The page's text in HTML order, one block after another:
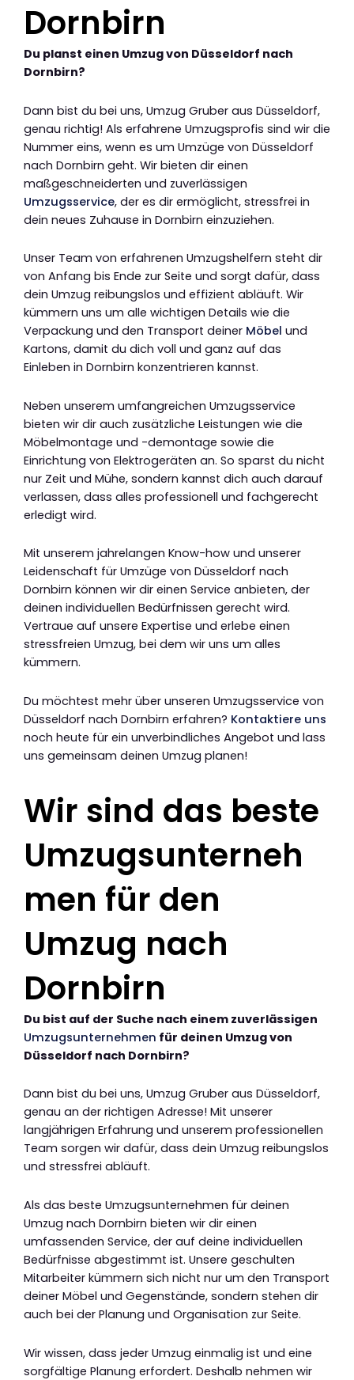
Dornbirn
Du planst einen Umzug von Düsseldorf nach
Dornbirn?
Dann bist du bei uns, Umzug Gruber aus Düsseldorf,
genau richtig! Als erfahrene Umzugsprofis sind wir die
Nummer eins, wenn es um Umzüge von Düsseldorf
nach Dornbirn geht. Wir bieten dir einen
maßgeschneiderten und zuverlässigen
Umzugsservice, der es dir ermöglicht, stressfrei in
dein neues Zuhause in Dornbirn einzuziehen.
Unser Team von erfahrenen Umzugshelfern steht dir
von Anfang bis Ende zur Seite und sorgt dafür, dass
dein Umzug reibungslos und effizient abläuft. Wir
kümmern uns um alle wichtigen Details wie die
Verpackung und den Transport deiner Möbel und
Kartons, damit du dich voll und ganz auf das
Einleben in Dornbirn konzentrieren kannst.
Neben unserem umfangreichen Umzugsservice
bieten wir dir auch zusätzliche Leistungen wie die
Möbelmontage und -demontage sowie die
Einrichtung von Elektrogeräten an. So sparst du nicht
nur Zeit und Mühe, sondern kannst dich auch darauf
verlassen, dass alles professionell und fachgerecht
erledigt wird.
Mit unserem jahrelangen Know-how und unserer
Leidenschaft für Umzüge von Düsseldorf nach
Dornbirn können wir dir einen Service anbieten, der
deinen individuellen Bedürfnissen gerecht wird.
Vertraue auf unsere Expertise und erlebe einen
stressfreien Umzug, bei dem wir uns um alles
kümmern.
Du möchtest mehr über unseren Umzugsservice von
Düsseldorf nach Dornbirn erfahren? Kontaktiere uns
noch heute für ein unverbindliches Angebot und lass
uns gemeinsam deinen Umzug planen!
Wir sind das beste
Umzugsunterneh
men für den
Umzug nach
Dornbirn
Du bist auf der Suche nach einem zuverlässigen
Umzugsunternehmen für deinen Umzug von
Düsseldorf nach Dornbirn?
Dann bist du bei uns, Umzug Gruber aus Düsseldorf,
genau an der richtigen Adresse! Mit unserer
langjährigen Erfahrung und unserem professionellen
Team sorgen wir dafür, dass dein Umzug reibungslos
und stressfrei abläuft.
Als das beste Umzugsunternehmen für deinen
Umzug nach Dornbirn bieten wir dir einen
umfassenden Service, der auf deine individuellen
Bedürfnisse abgestimmt ist. Unsere geschulten
Mitarbeiter kümmern sich nicht nur um den Transport
deiner Möbel und Gegenstände, sondern stehen dir
auch bei der Planung und Organisation zur Seite.
Wir wissen, dass jeder Umzug einmalig ist und eine
sorgfältige Planung erfordert. Deshalb nehmen wir